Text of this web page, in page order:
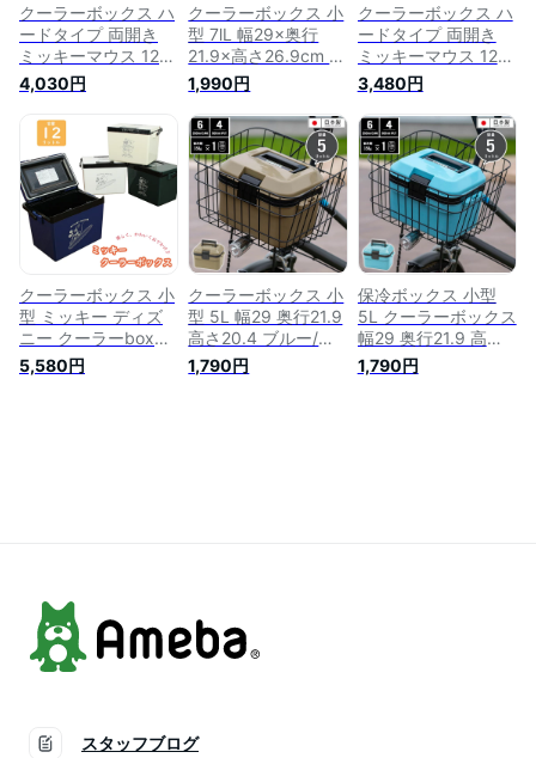
クーラーボックス ハ
ードタイプ 両開き
ミッキーマウス 12L
UMI （ クーラーBOX
アウトドア BBQ 12
リットル 保冷 クー
ラーバッグ アウトド
ア用品 キャラクター
ミッキー かわいい
おしゃれ ホワイト
）
4,030円
クーラーボックス 小
型 7lL 幅29×奥行
21.9×高さ26.9cm サ
ンドベージュ/グレー
クーラーバッグ ショ
ルダー 保冷ボックス
小型クーラーボック
ス 保冷バッグ 弁当
アウトドア用品 保冷
ランチボックス 釣り
キャンプ クーラー
BOX おしゃれ 部活
子供
1,990円
クーラーボックス ハ
ードタイプ 両開き
ミッキーマウス 12L
YAMA （ 保冷 クー
ラーバッグ アウトド
ア用品 12リットル
クーラーBOX アウト
ドア キャラクター
ミッキー かわいい
おしゃれ ホワイト
） 【39ショップ】
3,480円
クーラーボックス 小
型 ミッキー ディズ
ニー クーラーbox
12L キャラクター か
わいい 保冷バッグ
5,580円
クーラーボックス 小
型 5L 幅29 奥行21.9
高さ20.4 ブルー/サ
ンドベージュ クーラ
ーバッグ 保冷ボック
1,790円
保冷ボックス 小型
5L クーラーボックス
幅29 奥行21.9 高さ
20.4 ブルー/サンド
ベージュ クーラーバ
1,790円
スタッフブログ